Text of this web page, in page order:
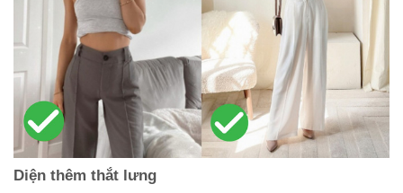
Diện thêm thắt lưng